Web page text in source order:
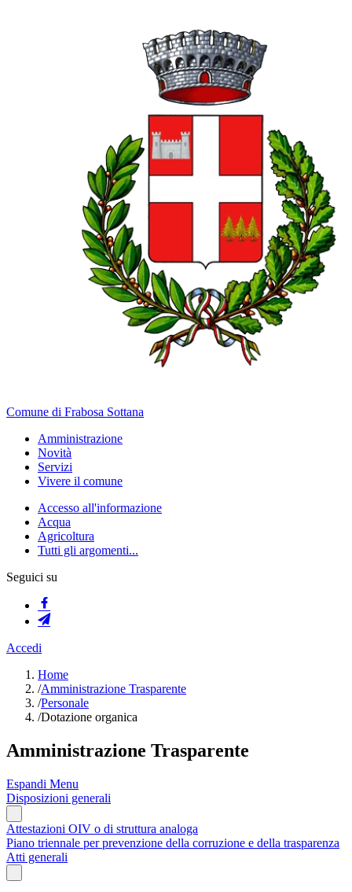
Comune di Frabosa Sottana
Amministrazione
Novità
Servizi
Vivere il comune
Accesso all'informazione
Acqua
Agricoltura
Tutti gli argomenti...
Seguici su
Accedi
Home
/Amministrazione Trasparente
/Personale
/Dotazione organica
Amministrazione Trasparente
Espandi Menu
Disposizioni generali
Attestazioni OIV o di struttura analoga
Piano triennale per prevenzione della corruzione e della trasparenza
Atti generali